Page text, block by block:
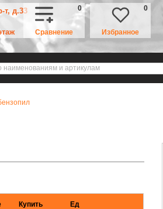
т, д.33
Сравнение
0
Избранное
0
Купить Ед